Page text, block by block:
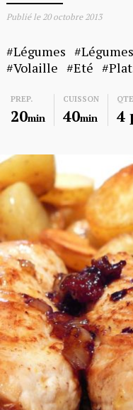
Publié le 20 octobre 2013
Légumes
Volaille
Eté
PREP.
20min
CUISSON
40min 4